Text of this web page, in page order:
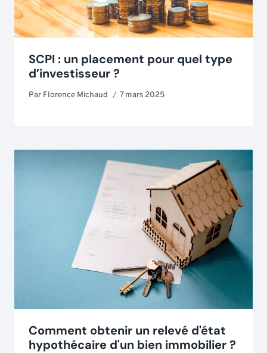
SCPI : un placement pour quel type
d’investisseur ?
Par Florence Michaud 7 mars 2025
Comment obtenir un relevé d'état
hypothécaire d'un bien immobilier ?